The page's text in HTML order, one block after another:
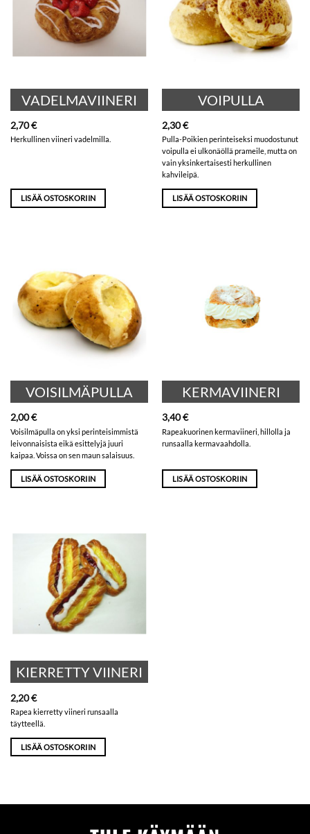
VADELMAVIINERI
2,70€
Herkullinen viineri vadelmilla.
LISÄÄ OSTOSKORIIN
VOIPULLA
2,30€
Pulla-Poikien perinteiseksi muodostunut
voipulla ei ulkonäöllä prameile, mutta on
vain yksinkertaisesti herkullinen
kahvileipä.
LISÄÄ OSTOSKORIIN
VOISILMÄPULLA
2,00€
Voisilmäpulla on yksi perinteisimmistä
leivonnaisista eikä esittelyjä juuri
kaipaa. Voissa on sen maun salaisuus.
LISÄÄ OSTOSKORIIN
KERMAVIINERI
3,40€
Rapeakuorinen kermaviineri, hillolla ja
runsaalla kermavaahdolla.
LISÄÄ OSTOSKORIIN
KIERRETTY VIINERI
2,20€
Rapea kierretty viineri runsaalla
täytteellä.
LISÄÄ OSTOSKORIIN